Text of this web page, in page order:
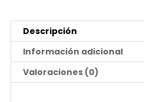
Descripción
Información adicional
Valoraciones (0)